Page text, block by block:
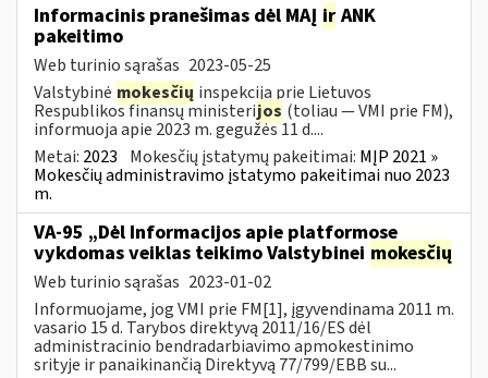
Informacinis pranešimas dėl MAĮ ir ANK
pakeitimo
Web turinio sąrašas 2023-05-25
Valstybinė mokesčių inspekcija prie Lietuvos
Respublikos finansų ministerijos (toliau — VMI prie FM),
informuoja apie 2023 m. gegužės 11 d....
Metai: 2023 Mokesčių įstatymų pakeitimai: MĮP 2021 »
Mokesčių administravimo įstatymo pakeitimai nuo 2023
m.
VA-95 „Dėl Informacijos apie platformose
vykdomas veiklas teikimo Valstybinei mokesčių
Web turinio sąrašas 2023-01-02
Informuojame, jog VMI prie FM[1], įgyvendinama 2011 m.
vasario 15 d. Tarybos direktyvą 2011/16/ES dėl
administracinio bendradarbiavimo apmokestinimo
srityje ir panaikinančią Direktyvą 77/799/EBB su...